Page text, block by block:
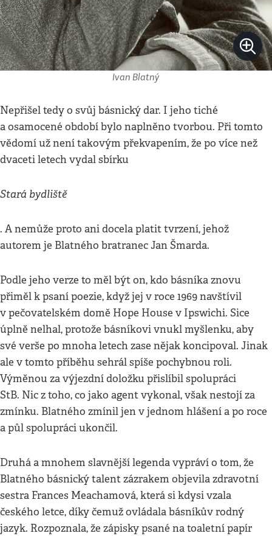
Ivan Blatný
Nepřišel tedy o svůj básnický dar. I jeho tiché
a osamocené období bylo naplněno tvorbou. Při tomto
vědomí už není takovým překvapením, že po více než
dvaceti letech vydal sbírku
Stará bydliště
. A nemůže proto ani docela platit tvrzení, jehož
autorem je Blatného bratranec Jan Šmarda.
Podle jeho verze to měl být on, kdo básníka znovu
přiměl k psaní poezie, když jej v roce 1969 navštívil
v pečovatelském domě Hope House v Ipswichi. Sice
úplně nelhal, protože básníkovi vnukl myšlenku, aby
své verše po mnoha letech zase nějak koncipoval. Jinak
ale v tomto příběhu sehrál spíše pochybnou roli.
Výměnou za výjezdní doložku přislíbil spolupráci
StB. Nic z toho, co jako agent vykonal, však nestojí za
zmínku. Blatného zmínil jen v jednom hlášení a po roce
a půl spolupráci ukončil.
Druhá a mnohem slavnější legenda vypráví o tom, že
Blatného básnický talent zázrakem objevila zdravotní
sestra Frances Meachamová, která si kdysi vzala
českého letce, díky čemuž ovládala básníkův rodný
jazyk. Rozpoznala, že zápisky psané na toaletní papír